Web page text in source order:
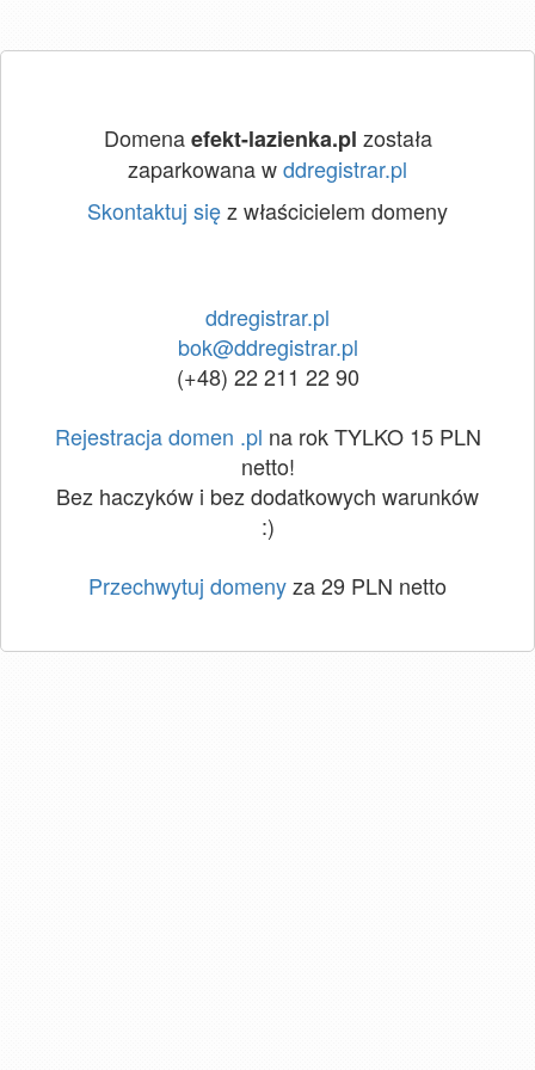
Domenaefekt-lazienka.pl została
zaparkowana wddregistrar.pl
Skontaktuj sięz właścicielem domeny
ddregistrar.pl
bok@ddregistrar.pl
(+48) 22 211 22 90
Rejestracja domen .pl na rok TYLKO 15 PLN
netto!
Bez haczyków i bez dodatkowych warunków
:)
Przechwytuj domenyza 29 PLN netto